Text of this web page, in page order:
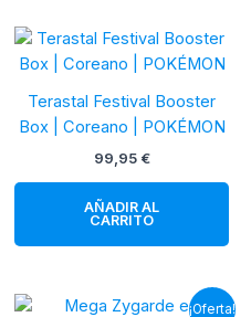
Terastal Festival Booster
Box | Coreano | POKÉMON
99,95 €
AÑADIR AL
CARRITO
¡Oferta!